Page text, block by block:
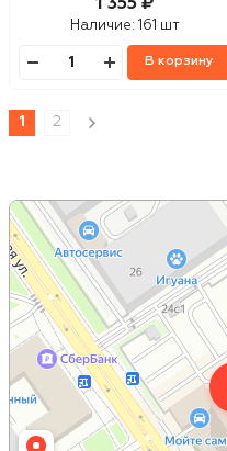
1 355 ₽
Наличие: 161 шт
В корзину
1 2